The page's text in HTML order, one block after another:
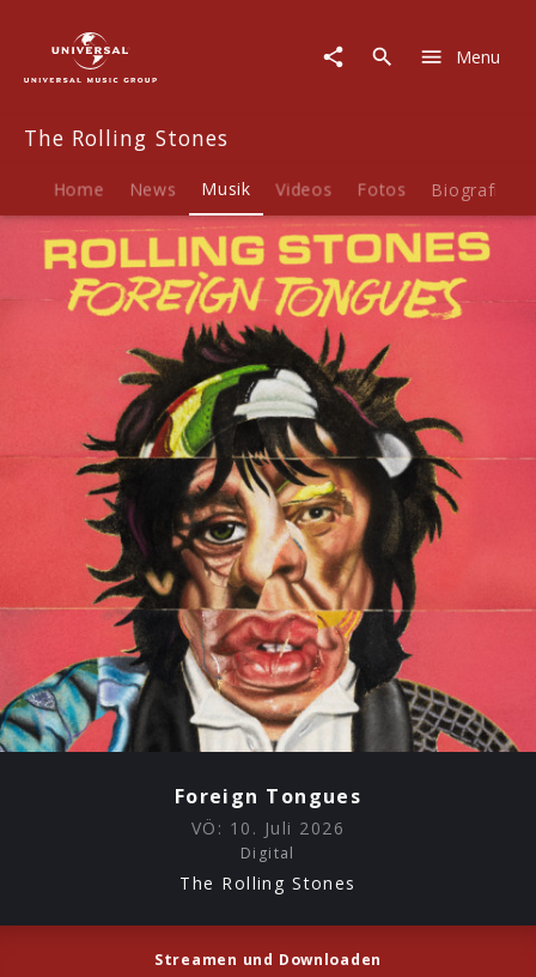
Tongues
Menu
The Rolling Stones
Home News Musik Videos Fotos Biografie
Foreign Tongues
VÖ: 10. Juli 2026
Digital
The Rolling Stones
Streamen und Downloaden